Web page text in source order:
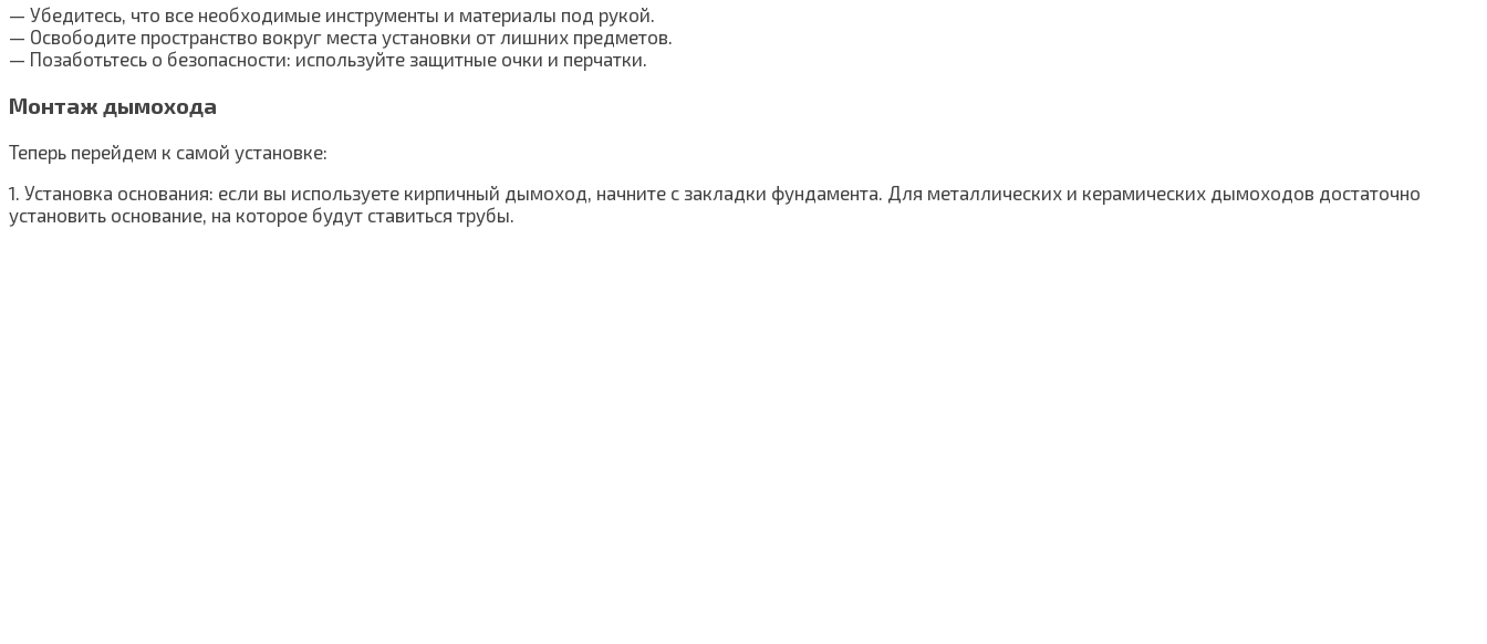
— Убедитесь, что все необходимые инструменты и материалы под рукой.
— Освободите пространство вокруг места установки от лишних предметов.
— Позаботьтесь о безопасности: используйте защитные очки и перчатки.
Монтаж дымохода
Теперь перейдем к самой установке:
1. Установка основания: если вы используете кирпичный дымоход, начните с закладки фундамента. Для металлических и керамических дымоходов достаточно
установить основание, на которое будут ставиться трубы.